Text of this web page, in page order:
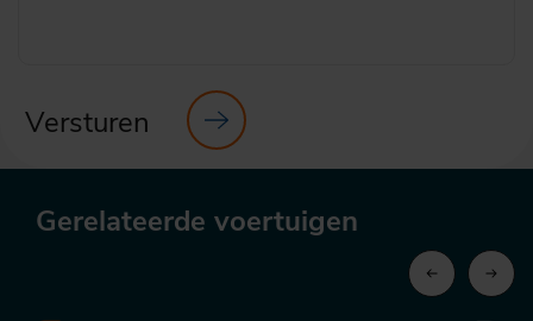
Versturen
Gerelateerde voertuigen